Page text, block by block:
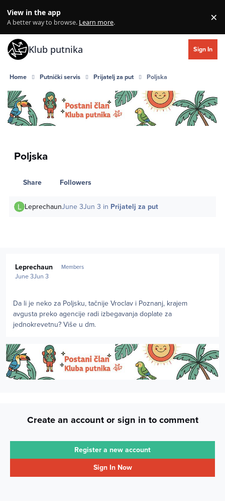
View in the app
A better way to browse. Learn more. ×
Klub putnika Sign In
Home Putnički servis Prijatelj za put Poljska
Poljska
Share Followers
LeprechaunJune 3Jun 3 in Prijatelj za put
Leprechaun Members
June 3Jun 3
Da li je neko za Poljsku, tačnije Vroclav i Poznanj, krajem
avgusta preko agencije radi izbegavanja doplate za
jednokrevetnu? Više u dm.
Create an account or sign in to comment
Register a new account
Sign In Now